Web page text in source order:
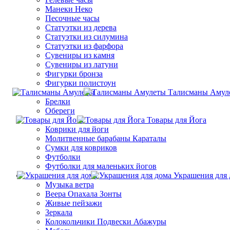
Манеки Неко
Песочные часы
Статуэтки из дерева
Статуэтки из силумина
Статуэтки из фарфора
Сувениры из камня
Сувениры из латуни
Фигурки бронза
Фигурки полистоун
Талисманы
Брелки
Обереги
Товары для Йога
Коврики для йоги
Молитвенные барабаны Караталы
Сумки для ковриков
Футболки
Футболки для маленьких йогов
Украшения для
Музыка ветра
Веера Опахала Зонты
Живые пейзажи
Зеркала
Колокольчики Подвески Абажуры